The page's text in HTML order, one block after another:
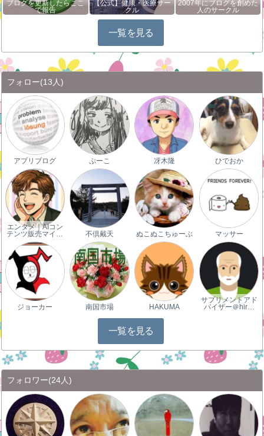
ブログを更新したらここ
で報告
【公式】健康・医療サー
クル
2007年にブログを創めた
人のサークル
一覧を見る
フォロー(13人)
アプリブログ ぷーこ 冴木隆 ひでおか
エンタメ｜AIコン
テンツ販売マイ…
不倶戴天 ぬこぬこちゅーぶ マッサー
ジョーカー 南国市場 HAKUMA
サプリメントアド
バイザー＠hir…
一覧を見る
フォロワー(24人)